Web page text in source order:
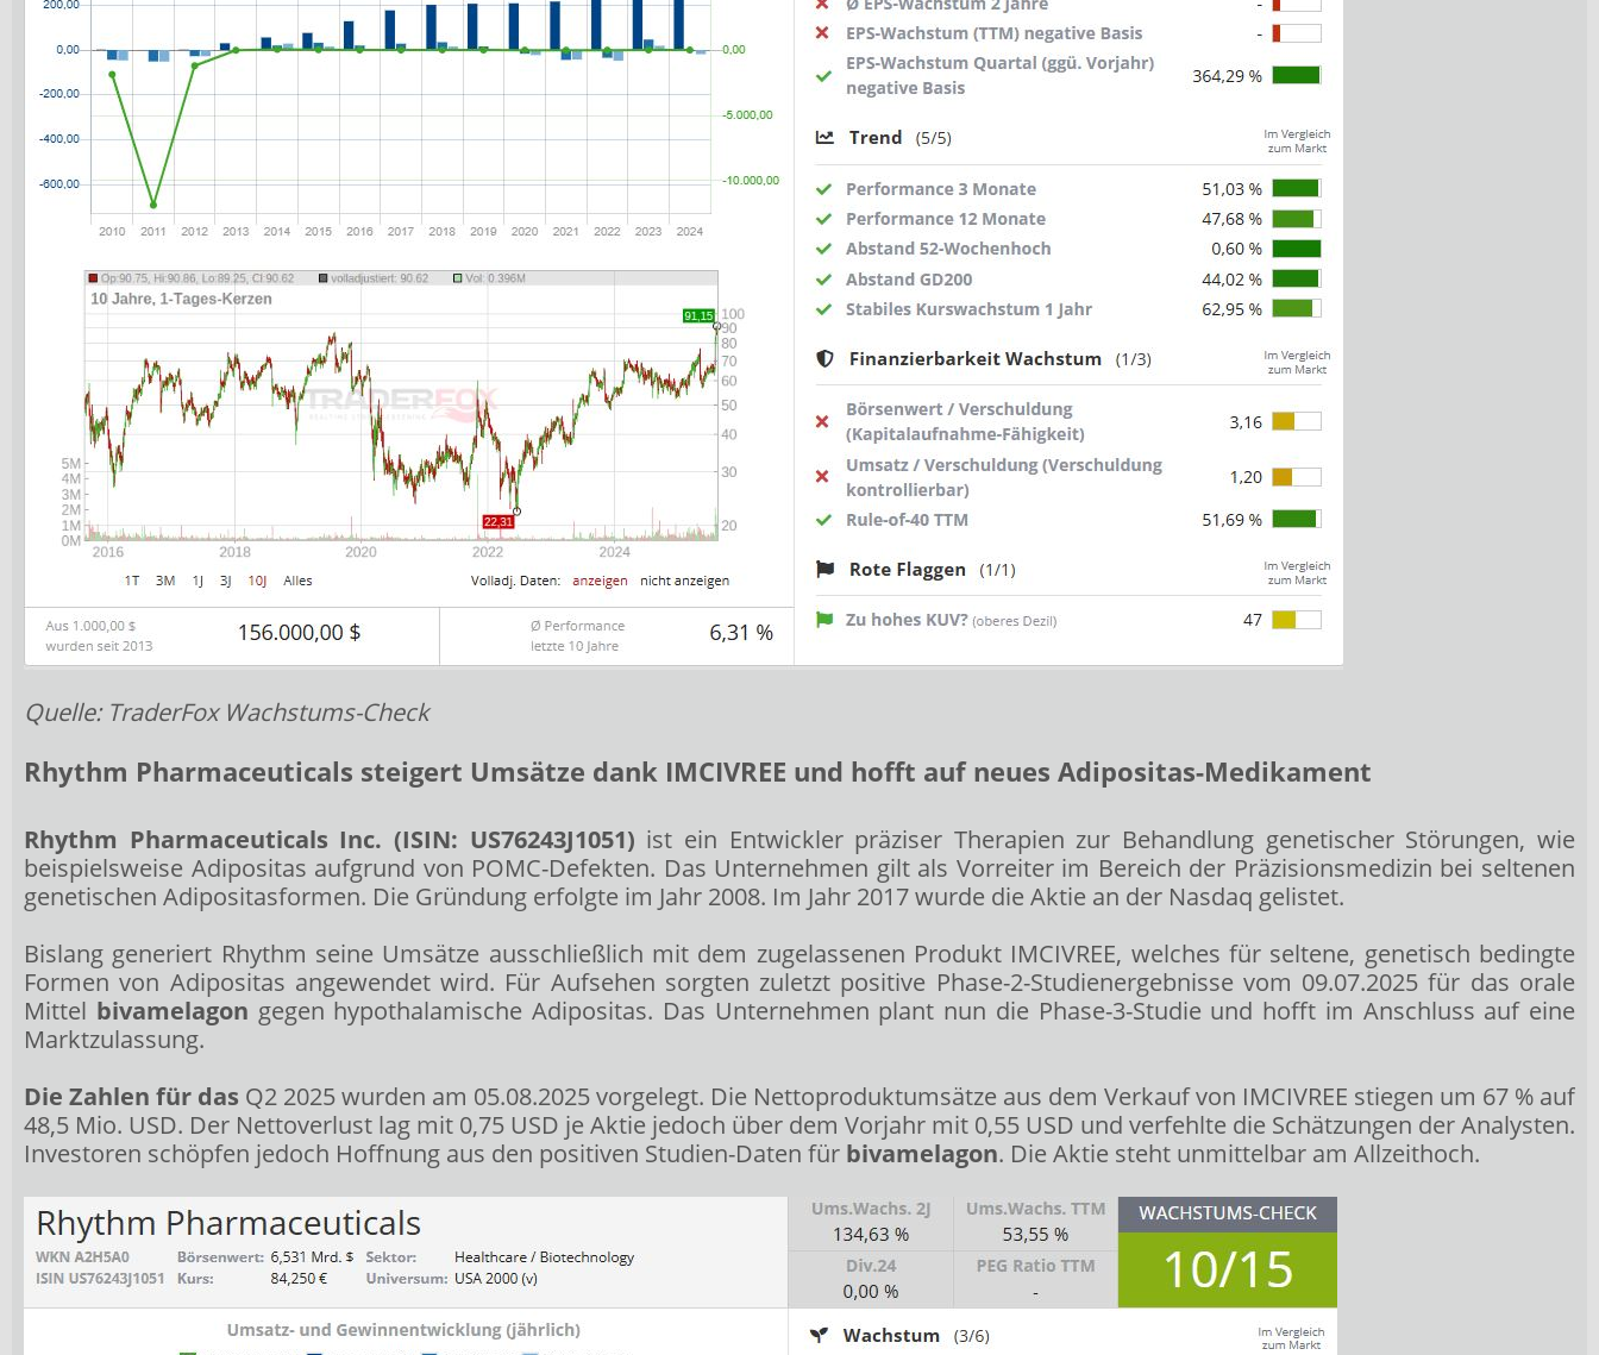
Quelle: TraderFox Wachstums-Check
Rhythm Pharmaceuticals steigert Umsätze dank IMCIVREE und hofft auf neues Adipositas-Medikament
Rhythm Pharmaceuticals Inc. (ISIN: US76243J1051) ist ein Entwickler präziser Therapien zur Behandlung genetischer Störungen, wie
beispielsweise Adipositas aufgrund von POMC-Defekten. Das Unternehmen gilt als Vorreiter im Bereich der Präzisionsmedizin bei seltenen
genetischen Adipositasformen. Die Gründung erfolgte im Jahr 2008. Im Jahr 2017 wurde die Aktie an der Nasdaq gelistet.
Bislang generiert Rhythm seine Umsätze ausschließlich mit dem zugelassenen Produkt IMCIVREE, welches für seltene, genetisch bedingte
Formen von Adipositas angewendet wird. Für Aufsehen sorgten zuletzt positive Phase-2-Studienergebnisse vom 09.07.2025 für das orale
Mittel bivamelagon gegen hypothalamische Adipositas. Das Unternehmen plant nun die Phase-3-Studie und hofft im Anschluss auf eine
Marktzulassung.
Die Zahlen für das Q2 2025 wurden am 05.08.2025 vorgelegt. Die Nettoproduktumsätze aus dem Verkauf von IMCIVREE stiegen um 67 % auf
48,5 Mio. USD. Der Nettoverlust lag mit 0,75 USD je Aktie jedoch über dem Vorjahr mit 0,55 USD und verfehlte die Schätzungen der Analysten.
Investoren schöpfen jedoch Hoffnung aus den positiven Studien-Daten für bivamelagon. Die Aktie steht unmittelbar am Allzeithoch.